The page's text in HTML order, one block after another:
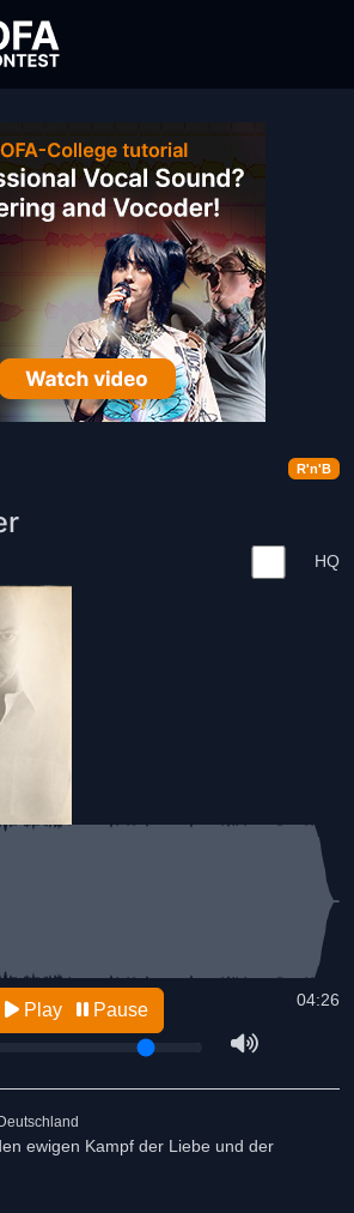
R'n'B
HQ
04:26
Play Pause
ewigen Kampf der Liebe und der